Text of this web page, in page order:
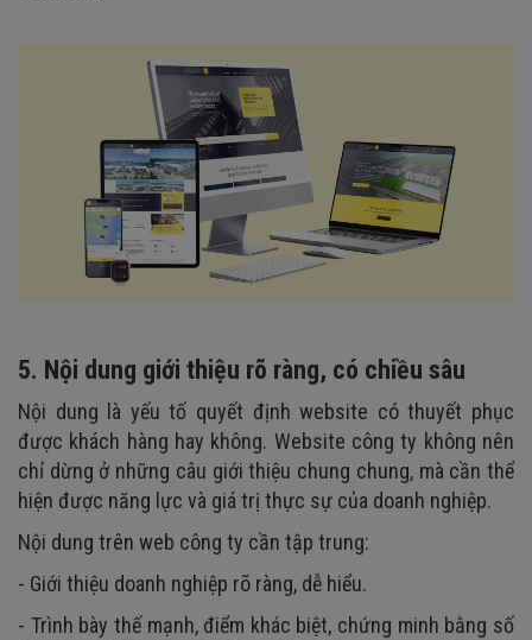
5. Nội dung giới thiệu rõ ràng, có chiều sâu
Nội dung là yếu tố quyết định website có thuyết phục
được khách hàng hay không. Website công ty không nên
chỉ dừng ở những câu giới thiệu chung chung, mà cần thể
hiện được năng lực và giá trị thực sự của doanh nghiệp.
Nội dung trên web công ty cần tập trung:
- Giới thiệu doanh nghiệp rõ ràng, dễ hiểu.
- Trình bày thế mạnh, điểm khác biệt, chứng minh bằng số